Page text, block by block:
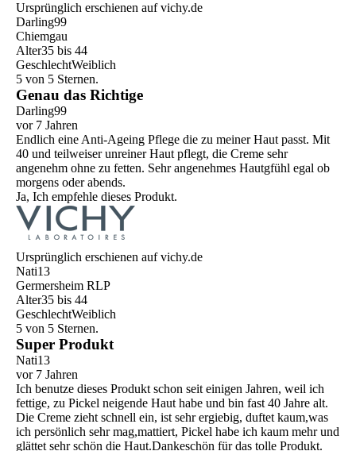
Ursprünglich erschienen auf vichy.de
Darling99
Chiemgau
Alter35 bis 44
GeschlechtWeiblich
5 von 5 Sternen.
Genau das Richtige
Darling99
vor 7 Jahren
Endlich eine Anti-Ageing Pflege die zu meiner Haut passt. Mit
40 und teilweiser unreiner Haut pflegt, die Creme sehr
angenehm ohne zu fetten. Sehr angenehmes Hautgfühl egal ob
morgens oder abends.
Ja, Ich empfehle dieses Produkt.
Ursprünglich erschienen auf vichy.de
Nati13
Germersheim RLP
Alter35 bis 44
GeschlechtWeiblich
5 von 5 Sternen.
Super Produkt
Nati13
vor 7 Jahren
Ich benutze dieses Produkt schon seit einigen Jahren, weil ich
fettige, zu Pickel neigende Haut habe und bin fast 40 Jahre alt.
Die Creme zieht schnell ein, ist sehr ergiebig, duftet kaum,was
ich persönlich sehr mag,mattiert, Pickel habe ich kaum mehr und
glättet sehr schön die Haut.Dankeschön für das tolle Produkt.